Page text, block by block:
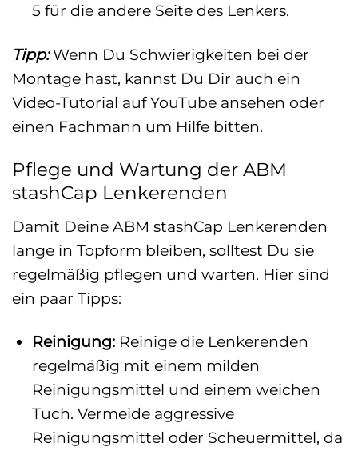
5 für die andere Seite des Lenkers.
Tipp:Wenn Du Schwierigkeiten bei der
Montage hast, kannst Du Dir auch ein
Video-Tutorial auf YouTube ansehen oder
einen Fachmann um Hilfe bitten.
Pflege und Wartung der ABM
stashCap Lenkerenden
Damit Deine ABM stashCap Lenkerenden
lange in Topform bleiben, solltest Du sie
regelmäßig pflegen und warten. Hier sind
ein paar Tipps:
Reinigung:Reinige die Lenkerenden
regelmäßig mit einem milden
Reinigungsmittel und einem weichen
Tuch. Vermeide aggressive
Reinigungsmittel oder Scheuermittel, da